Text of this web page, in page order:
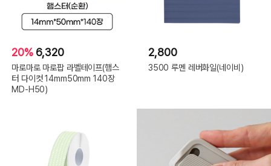
20% 6,320
마로마로 마로팝 라벨테이프(햄스
터 다이컷 14mm50mm 140장
MD-H50)
2,800
3500 루멘 레버화일(네이비)